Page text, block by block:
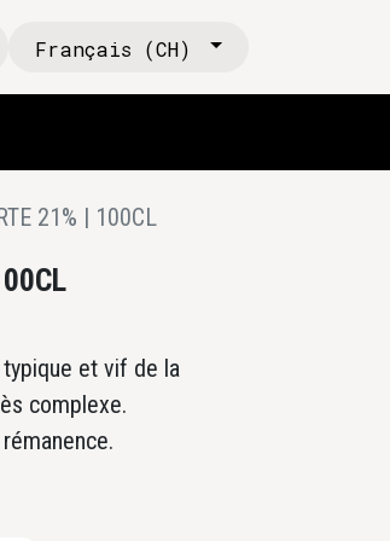
Français (CH)
21% | 100CL
et vif de la
complexe.